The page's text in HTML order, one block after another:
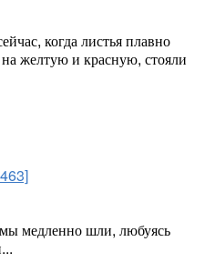
когда листья плавно
желтую и красную, стояли
медленно шли, любуясь